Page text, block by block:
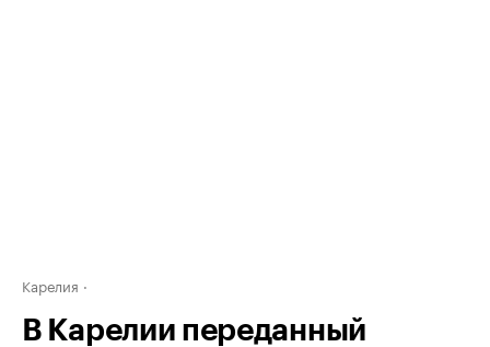
Карелия
В Карелии переданный